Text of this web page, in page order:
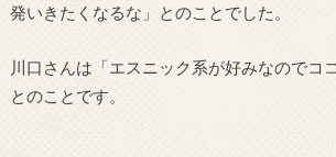
発いきたくなるな」とのことでした。
川口さんは「エスニック系が好みなのでコ
とのことです。